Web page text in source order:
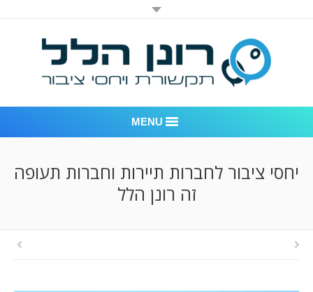
MENU
אודות החברה
יחסי ציבור לחברות תיירות וחברות תעופה
זה רונן הלל